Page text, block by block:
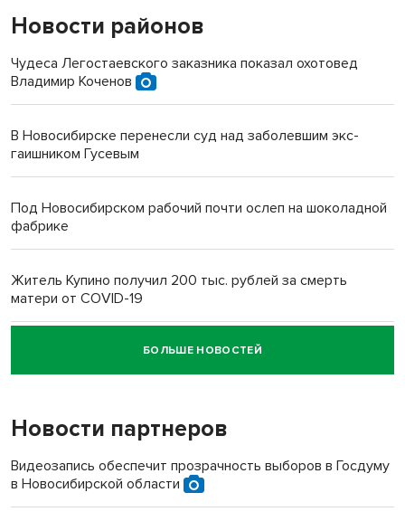
Новости районов
Чудеса Легостаевского заказника показал охотовед
Владимир Коченов
В Новосибирске перенесли суд над заболевшим экс-
гаишником Гусевым
Под Новосибирском рабочий почти ослеп на шоколадной
фабрике
Житель Купино получил 200 тыс. рублей за смерть
матери от COVID-19
Новосибирский суд наказал водителя за смерть
пенсионерки на вокзале
«Мы живём на пастбище!»: в новосибирском селе лошади
терроризируют жителей
Инвалид получил условный срок за избиение врачей
БОЛЬШЕ НОВОСТЕЙ
Новости партнеров
Видеозапись обеспечит прозрачность выборов в Госдуму
в Новосибирской области